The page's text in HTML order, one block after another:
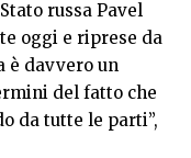
russa Pavel
oggi e riprese da
è davvero un
del fatto che
da tutte le parti”,